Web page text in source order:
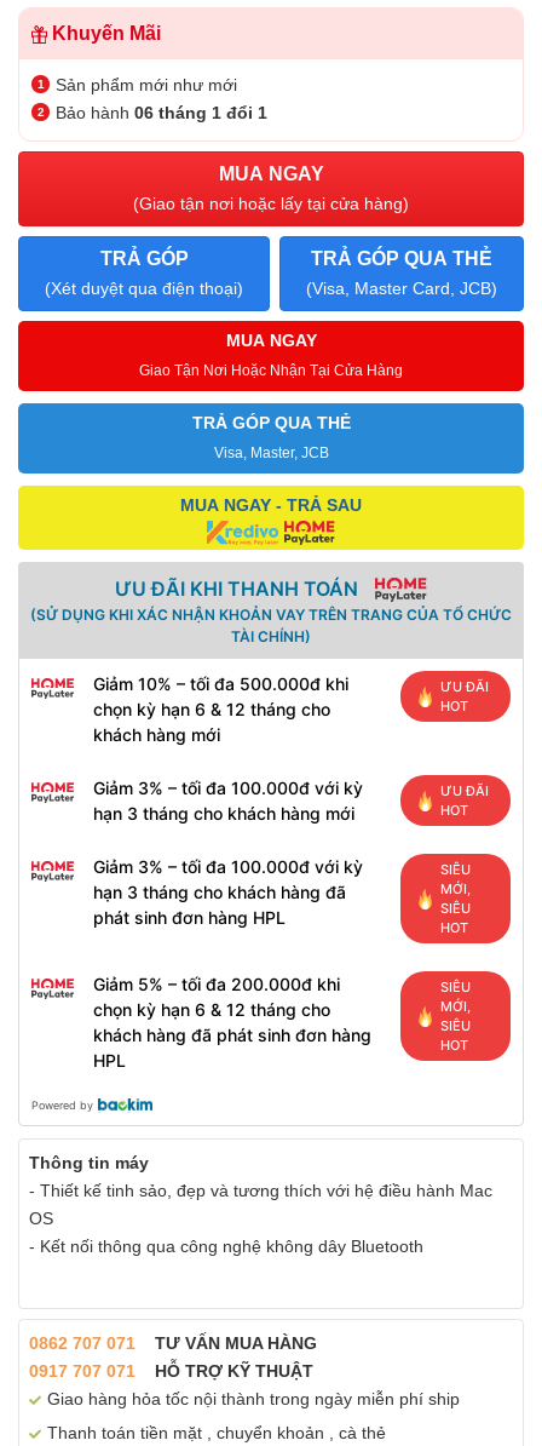
Khuyến Mãi
Sản phẩm mới như mới
Bảo hành 06 tháng 1 đổi 1
MUA NGAY
(Giao tận nơi hoặc lấy tại cửa hàng)
TRẢ GÓP
(Xét duyệt qua điện thoại)
TRẢ GÓP QUA THẺ
(Visa, Master Card, JCB)
MUA NGAY
Giao Tận Nơi Hoặc Nhận Tại Cửa Hàng
TRẢ GÓP QUA THẺ
Visa, Master, JCB
MUA NGAY - TRẢ SAU
ƯU ĐÃI KHI THANH TOÁN
(SỬ DỤNG KHI XÁC NHẬN KHOẢN VAY TRÊN TRANG CỦA TỔ CHỨC
TÀI CHÍNH)
Giảm 10% – tối đa 500.000đ khi
chọn kỳ hạn 6 & 12 tháng cho
khách hàng mới
ƯU ĐÃI
HOT
Giảm 3% – tối đa 100.000đ với kỳ
hạn 3 tháng cho khách hàng mới
ƯU ĐÃI
HOT
Giảm 3% – tối đa 100.000đ với kỳ
hạn 3 tháng cho khách hàng đã
phát sinh đơn hàng HPL
SIÊU
MỚI,
SIÊU
HOT
Giảm 5% – tối đa 200.000đ khi
chọn kỳ hạn 6 & 12 tháng cho
khách hàng đã phát sinh đơn hàng
HPL
SIÊU
MỚI,
SIÊU
HOT
Powered by
Thông tin máy
- Thiết kế tinh sảo, đẹp và tương thích với hệ điều hành Mac
OS
- Kết nối thông qua công nghệ không dây Bluetooth
0862 707 071
TƯ VẤN MUA HÀNG
0917 707 071
HỖ TRỢ KỸ THUẬT
Giao hàng hỏa tốc nội thành trong ngày miễn phí ship
Thanh toán tiền mặt , chuyển khoản , cà thẻ